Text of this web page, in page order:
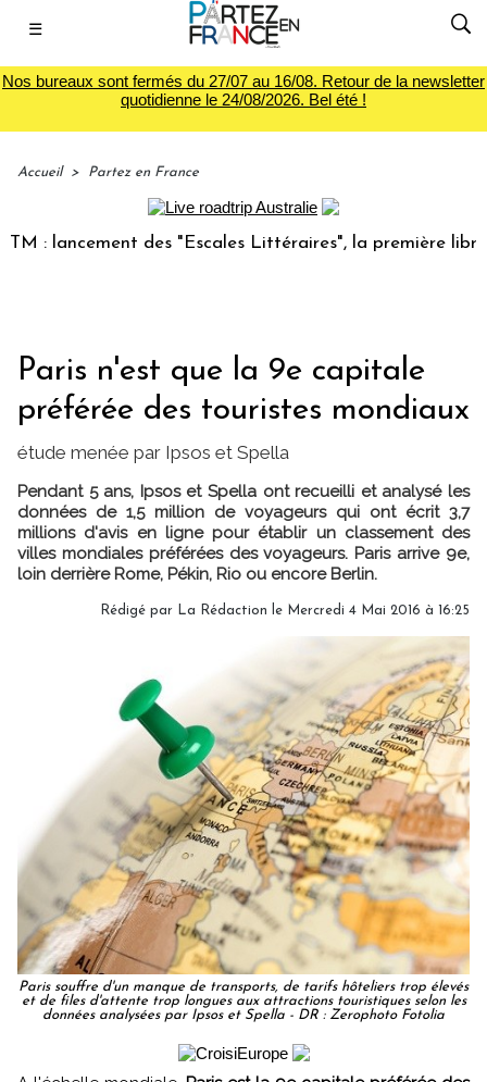
☰
Nos bureaux sont fermés du 27/07 au 16/08. Retour de la newsletter
quotidienne le 24/08/2026. Bel été !
Accueil > Partez en France
des "Escales Littéraires", la première librairie
Paris n'est que la 9e capitale
préférée des touristes mondiaux
étude menée par Ipsos et Spella
Pendant 5 ans, Ipsos et Spella ont recueilli et analysé les
données de 1,5 million de voyageurs qui ont écrit 3,7
millions d'avis en ligne pour établir un classement des
villes mondiales préférées des voyageurs. Paris arrive 9e,
loin derrière Rome, Pékin, Rio ou encore Berlin.
Rédigé par La Rédaction le Mercredi 4 Mai 2016 à 16:25
Paris souffre d'un manque de transports, de tarifs hôteliers trop élevés
et de files d'attente trop longues aux attractions touristiques selon les
données analysées par Ipsos et Spella - DR : Zerophoto Fotolia